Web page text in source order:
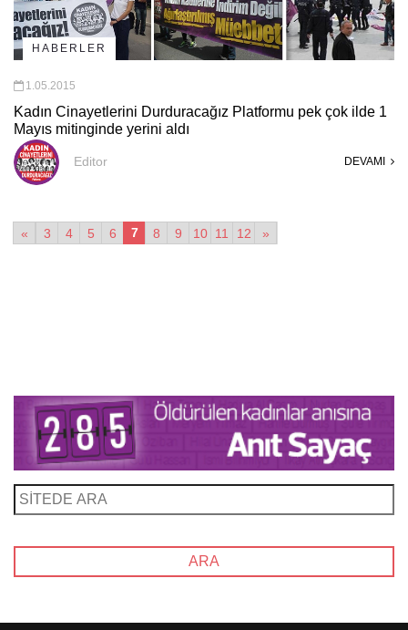
HABERLER
1.05.2015
Kadın Cinayetlerini Durduracağız Platformu pek çok ilde 1
Mayıs mitinginde yerini aldı
Editor DEVAMI
« 3 4 5 6 7 8 9 10 11 12 »